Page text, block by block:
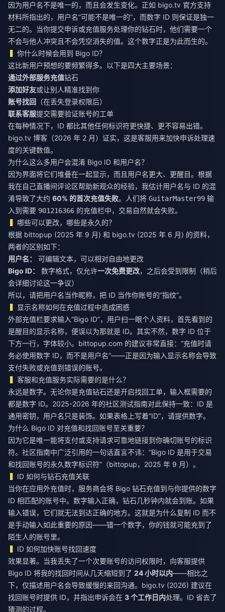
因为用户名不是唯一的，而且会发生变化。正如 bigo.tv 官方支持
材料所指出的，用户名“可能不是唯一的”，而数字 ID 则保证是独一
无二的。当你提交申诉或充值服务处理你的钻石时，他们需要一个
不会与他人冲突且不会凭空消失的值。这个数字正是为此而生的。
你什么时候会用到 Bigo ID？
这比新用户预想的要频繁得多。以下是四大主要场景：
通过外部服务充值钻石
添加好友或让别人精准找到你
账号找回 （在丢失登录权限后）
联系客服提交需要验证账号的工单
在每种情况下，ID 都比其他任何标识符更快捷、更不容易出错。
bigo.tv 博客（2026 年 2 月）证实，这是客服用来加快申诉处理速
度的关键数值。
为什么这么多用户会混淆 Bigo ID 和用户名？
因为界面将它们堆叠在一起显示，而且用户名更大、更醒目。根据
我在自己直播间评论区帮助新观众的经验，我估计用户名与 ID 的混
淆导致了大约 60% 的首次充值失败。人们将 GuitarMaster99 输
入到需要 901216366 的充值栏中，交易自然就会失败。
哪些可以更改，哪些是永久的？
根据 bittopup (2025 年 9 月) 和 bigo.tv (2025 年 6 月) 的资料，
两者的区别如下：
用户名：
可编辑文本，可以相对自由地更改
Bigo ID：
数字格式，仅允许一次免费更改，之后会受到限制（稍后
会详细讨论这一争议）
所以，请把用户名当作昵称，把 ID 当作你账号的“指纹”。
显示名称如何在充值过程中造成困惑
外部充值栏要求输入“Bigo ID”，用户扫一眼个人资料，首先看到的
是醒目的显示名称，便误以为那就是 ID。其实不然，数字 ID 位于
下方一行，字体较小。bittopup.com 的建议非常直接：“充值时请
务必使用数字 ID，而不是用户名”——正是因为输入显示名称会导致
支付失败或充值到错误的账号。
客服和充值服务实际需要的是什么？
永远是数字。无论你是充值钻石还是开启找回工单，输入框需要的
都是数字 ID。2025-2026 年的社区测试指南对此保持一致：ID 是
通用密钥，用户名只是装饰。如果表格上写着“ID”，请提供数字。
为什么 Bigo ID 对充值和找回账号至关重要？
因为它是唯一能将支付或支持请求可靠地链接到你确切账号的标识
符。社区指南中广泛引用的一句话直言不讳：“Bigo ID 是用于交易
和找回账号的永久数字标识符”（bittopup，2025 年 9 月）。
ID 如何与钻石充值关联
当你在应用外充值时，服务商会将 Bigo 钻石充值到与你提供的数字
ID 相匹配的账号中。数字输入正确，钻石几秒钟内就会到账。如果
输入错误，它们就无法到达正确的地方。这就是为什么复制 ID 而不
是手动输入如此重要的原因——错一个数字，你的钱就可能充到了
陌生人的账号里。
ID 如何加快账号找回速度
效果显著。当我丢失了一个次要账号的访问权限时，向客服提供
Bigo ID 将我的找回时间从几天缩短到了 24 小时以内——相比之
下，仅描述用户名会导致缓慢的来回沟通。bigo.tv (2026) 建议在
找回账号时提供 ID，并指出申诉会在 3 个工作日内处理。ID 省去了
猜测的过程。